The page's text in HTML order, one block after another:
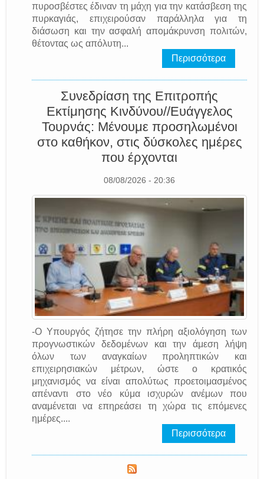
πυροσβέστες έδιναν τη μάχη για την κατάσβεση της
πυρκαγιάς, επιχειρούσαν παράλληλα για τη
διάσωση και την ασφαλή απομάκρυνση πολιτών,
θέτοντας ως απόλυτη...
Περισσότερα
Συνεδρίαση της Επιτροπής
Εκτίμησης Κινδύνου//Ευάγγελος
Τουρνάς: Μένουμε προσηλωμένοι
στο καθήκον, στις δύσκολες ημέρες
που έρχονται
08/08/2026 - 20:36
-Ο Υπουργός ζήτησε την πλήρη αξιολόγηση των
προγνωστικών δεδομένων και την άμεση λήψη
όλων των αναγκαίων προληπτικών και
επιχειρησιακών μέτρων, ώστε ο κρατικός
μηχανισμός να είναι απολύτως προετοιμασμένος
απέναντι στο νέο κύμα ισχυρών ανέμων που
αναμένεται να επηρεάσει τη χώρα τις επόμενες
ημέρες....
Περισσότερα